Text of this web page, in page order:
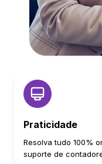
Praticidade
Resolva tudo 100%
suporte de